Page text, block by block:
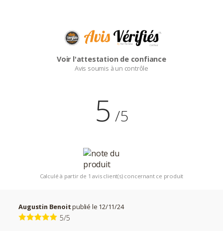
Voir l'attestation de confiance
Avis soumis à un contrôle
5 /5
Calculé à partir de 1 avis client(s) concernant ce produit
Augustin Benoitpublié le 12/11/24
5/5